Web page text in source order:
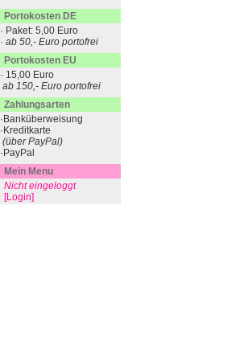
Portokosten DE
· Paket: 5,00 Euro
· ab 50,- Euro portofrei
Portokosten EU
· 15,00 Euro
ab 150,- Euro portofrei
Zahlungsarten
·Banküberweisung
·Kreditkarte
(über PayPal)
·PayPal
Mein Menu
Nicht eingeloggt
[Login]